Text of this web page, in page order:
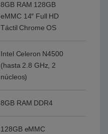
8GB RAM 128GB
eMMC 14″ Full HD
Táctil Chrome OS
Intel Celeron N4500
(hasta 2.8 GHz, 2
núcleos)
8GB RAM DDR4
128GB eMMC